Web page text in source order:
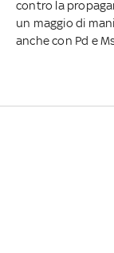
contro la
un maggio di
anche con Pd e